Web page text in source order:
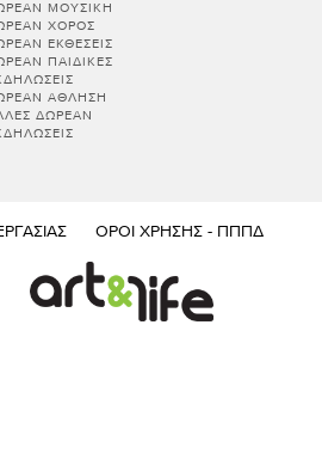
ΜΟΥΣΙΚΉ
ΧΟΡΌΣ
ΕΚΘΈΣΕΙΣ
ΠΑΙΔΙΚΈΣ
ΆΘΛΗΣΗ
ΔΩΡΕΆΝ
ΌΡΟΙ ΧΡΉΣΗΣ - ΠΠΠΔ